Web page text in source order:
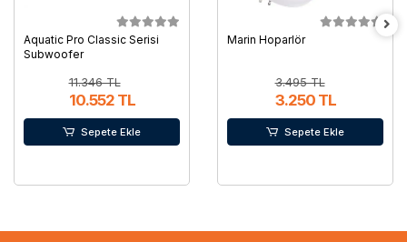
Aquatic Pro Classic Serisi
Subwoofer
11.346 TL
10.552 TL
Sepete Ekle
Marin Hoparlör
3.495 TL
3.250 TL
Sepete Ekle